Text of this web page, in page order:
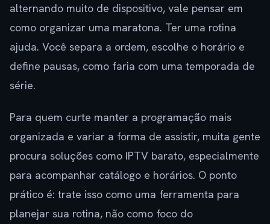
alternando muito de dispositivo, vale pensar em
como organizar uma maratona. Ter uma rotina
ajuda. Você separa a ordem, escolhe o horário e
define pausas, como faria com uma temporada de
série.
Para quem curte manter a programação mais
organizada e variar a forma de assistir, muita gente
procura soluções como IPTV barato, especialmente
para acompanhar catálogo e horários. O ponto
prático é: trate isso como uma ferramenta para
planejar sua rotina, não como foco do